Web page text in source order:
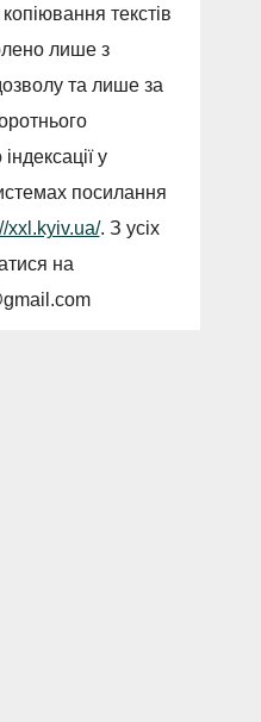
текстів
лише з
та лише за
у
посилання
xxl.kyiv.ua/. З усіх
на